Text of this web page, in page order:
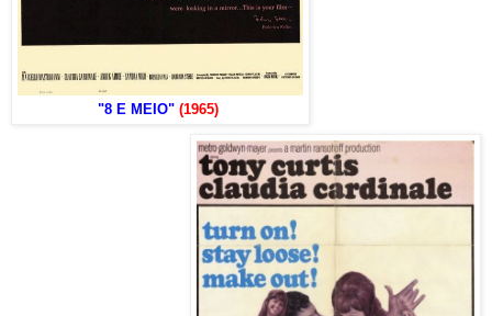
"8 E MEIO" (1965)